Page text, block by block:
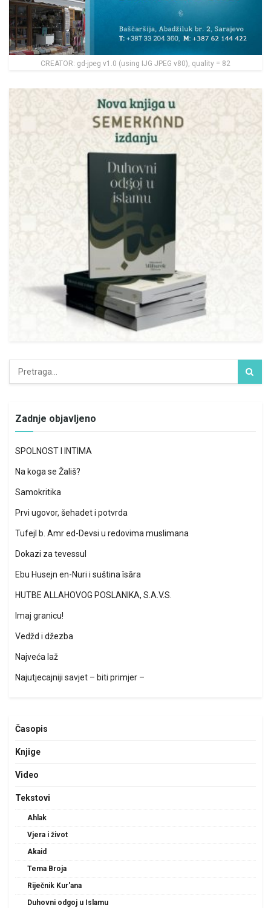
CREATOR: gd-jpeg v1.0 (using IJG JPEG v80), quality = 82
Zadnje objavljeno
SPOLNOST I INTIMA
Na koga se Žališ?
Samokritika
Prvi ugovor, šehadet i potvrda
Tufejl b. Amr ed-Devsi u redovima muslimana
Dokazi za tevessul
Ebu Husejn en-Nuri i suština îsâra
HUTBE ALLAHOVOG POSLANIKA, S.A.V.S.
Imaj granicu!
Vedžd i džezba
Najveća laž
Najutjecajniji savjet – biti primjer –
Časopis
Knjige
Video
Tekstovi
Ahlak
Vjera i život
Akaid
Tema Broja
Riječnik Kur'ana
Duhovni odgoj u Islamu